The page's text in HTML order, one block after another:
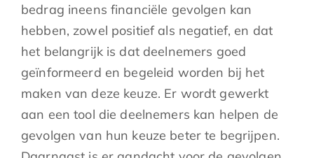
bedrag ineens financiële gevolgen kan
hebben, zowel positief als negatief, en dat
het belangrijk is dat deelnemers goed
geïnformeerd en begeleid worden bij het
maken van deze keuze. Er wordt gewerkt
aan een tool die deelnemers kan helpen de
gevolgen van hun keuze beter te begrijpen.